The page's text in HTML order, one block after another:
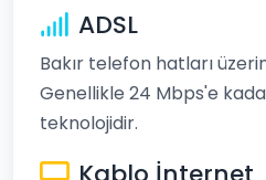
ADSL
Bakır telefon hatları
Genellikle 24 Mbps'e
teknolojidir.